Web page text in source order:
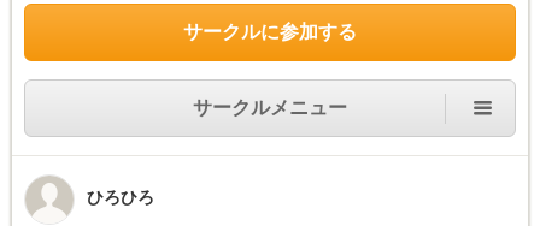
サークルに参加する
サークルメニュー
ひろひろ